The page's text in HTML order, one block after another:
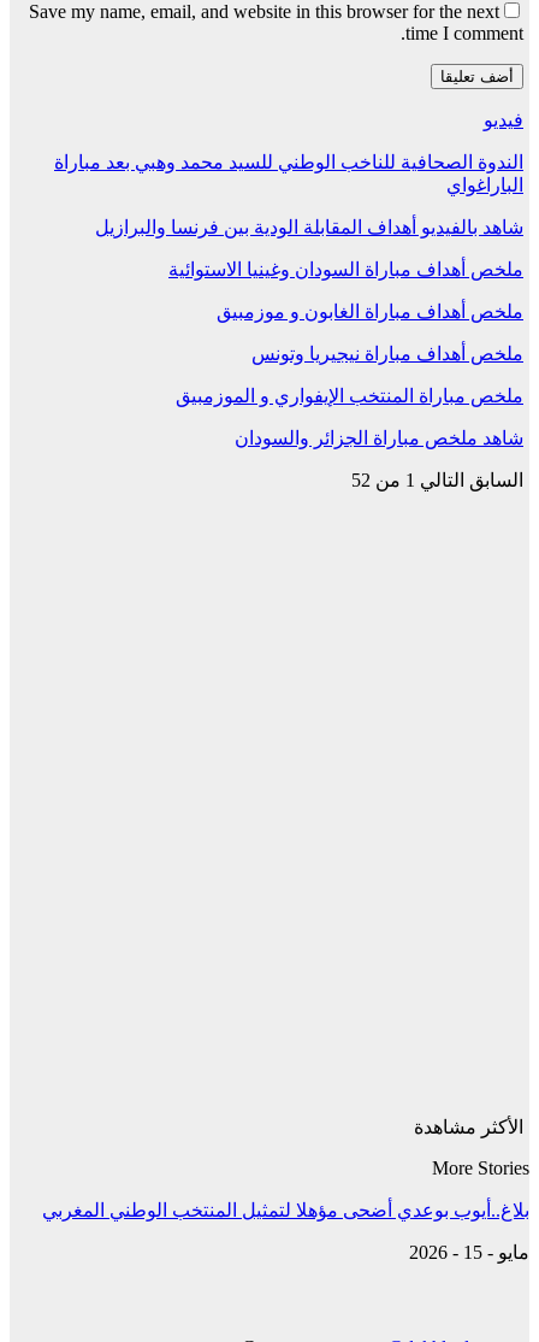
Save my name, email, and website in this browser for the next
time I comment.
فيديو
الندوة الصحافية للناخب الوطني للسيد محمد وهبي بعد مباراة
الباراغواي
شاهد بالفيديو أهداف المقابلة الودية بين فرنسا والبرازيل
ملخص أهداف مباراة السودان وغينيا الاستوائية
ملخص أهداف مباراة الغابون و موزمبيق
ملخص أهداف مباراة نيجيريا وتونس
ملخص مباراة المنتخب الإيفواري و الموزمبيق
شاهد ملخص مباراة الجزائر والسودان
السابق التالي 1 من 52
الأكثر مشاهدة
More Stories
بلاغ..أيوب بوعدي أضحى مؤهلا لتمثيل المنتخب الوطني المغربي
مايو - 15 - 2026